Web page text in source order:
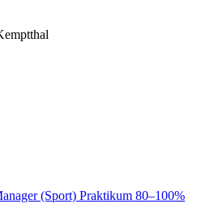
(Sport) Praktikum 80–100%